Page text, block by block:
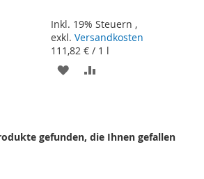
Inkl. 19% Steuern ,
exkl.Versandkosten
111,82 € / 1 l
ZUR
gefunden, die Ihnen gefallen